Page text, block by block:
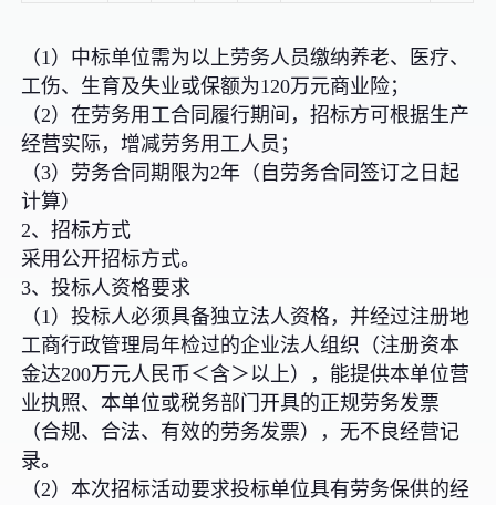
（1）中标单位需为以上劳务人员缴纳养老、医疗、
工伤、生育及失业或保额为120万元商业险；
（2）在劳务用工合同履行期间，招标方可根据生产
经营实际，增减劳务用工人员；
（3）劳务合同期限为2年（自劳务合同签订之日起
计算）
2、招标方式
采用公开招标方式。
3、投标人资格要求
（1）投标人必须具备独立法人资格，并经过注册地
工商行政管理局年检过的企业法人组织（注册资本
金达200万元人民币＜含＞以上），能提供本单位营
业执照、本单位或税务部门开具的正规劳务发票
（合规、合法、有效的劳务发票），无不良经营记
录。
（2）本次招标活动要求投标单位具有劳务保供的经